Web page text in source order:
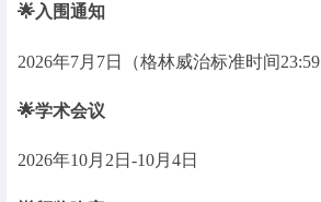
🌟入围通知
2026年7月7日（格林威治标准时间23:59
🌟学术会议
2026年10月2日-10月4日